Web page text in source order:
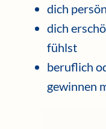
dich
dich
fühlst
beruflich
gewinnen